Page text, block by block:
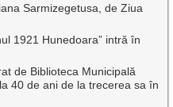
Sarmizegetusa, de Ziua
1921 Hunedoara” intră în
de Biblioteca Municipală
40 de ani de la trecerea sa în